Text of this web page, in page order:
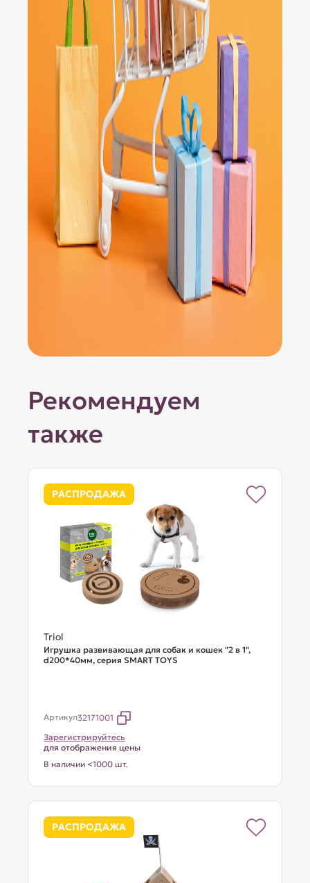
Рекомендуем
также
РАСПРОДАЖА
Triol
Игрушка развивающая для собак и кошек "2 в 1",
d200*40мм, серия SMART TOYS
Артикул32171001
Зарегистрируйтесь
для отображения цены
В наличии <1000 шт.
РАСПРОДАЖА